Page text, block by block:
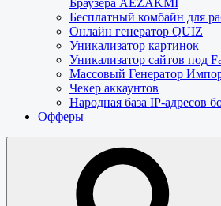
Браузера AEZAKMI
Бесплатный комбайн для
Онлайн генератор QUIZ
Уникализатор картинок
Уникализатор сайтов под
Массовый Генератор
Чекер аккаунтов
Народная база IP-адресов
Офферы